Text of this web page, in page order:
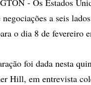
- Os Estados
negociações a seis
o dia 8 de fevereiro
foi dada nesta
Hill, em entrevista